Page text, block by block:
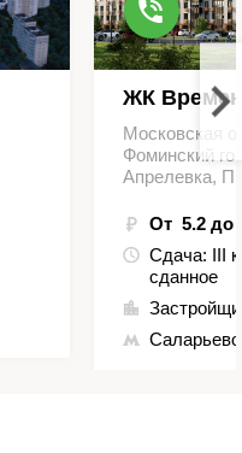
ЖК
Московская
Фоминский
Апрелевка,
От 5.2 до
Сдача: III
сданное
Саларьево